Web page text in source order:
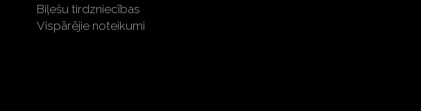
Biļešu tirdzniecības
Vispārējie noteikumi